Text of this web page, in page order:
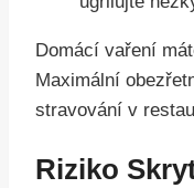
Domácí vaření
Maximální
stravování v
Riziko